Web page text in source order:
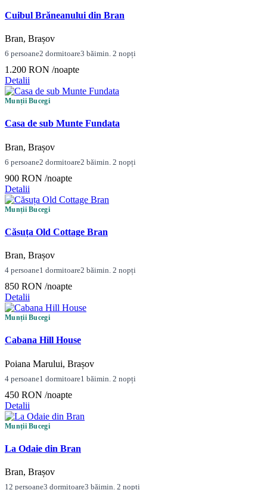
Cuibul Brăneanului din Bran
Bran, Brașov
6 persoane2 dormitoare3 băimin. 2 nopți
1.200 RON /noapte
Detalii
Munții Bucegi
Casa de sub Munte Fundata
Bran, Brașov
6 persoane2 dormitoare2 băimin. 2 nopți
900 RON /noapte
Detalii
Munții Bucegi
Căsuța Old Cottage Bran
Bran, Brașov
4 persoane1 dormitoare2 băimin. 2 nopți
850 RON /noapte
Detalii
Munții Bucegi
Cabana Hill House
Poiana Marului, Brașov
4 persoane1 dormitoare1 băimin. 2 nopți
450 RON /noapte
Detalii
Munții Bucegi
La Odaie din Bran
Bran, Brașov
12 persoane3 dormitoare3 băimin. 2 nopți